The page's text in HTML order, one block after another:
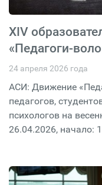
XIV
«Педагоги-
24 апреля 2026 года
АСИ: Движение
педагогов,
психологов на
26.04.2026, начало: